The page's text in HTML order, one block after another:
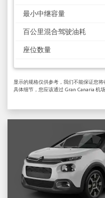
最小中继容量
百公里混合驾驶油耗
座位数量
显示的规格仅供参考，我们不能保证您
具体细节，您应该通过 Gran Canaria 机